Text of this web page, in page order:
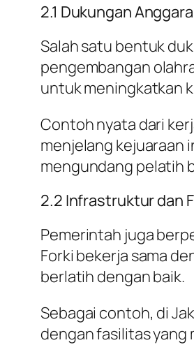
2.1 Dukungan
Salah satu bentuk
pengembangan
untuk meningkatkan
Contoh nyata dari
menjelang kejuaraan
mengundang pelatih
2.2 Infrastruktur dan
Pemerintah juga
Forki bekerja sama
berlatih dengan baik.
Sebagai contoh, di
dengan fasilitas